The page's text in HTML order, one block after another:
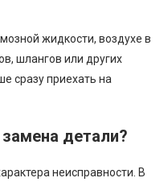
жидкости, воздухе в
шлангов или других
сразу приехать на
детали?
неисправности. В